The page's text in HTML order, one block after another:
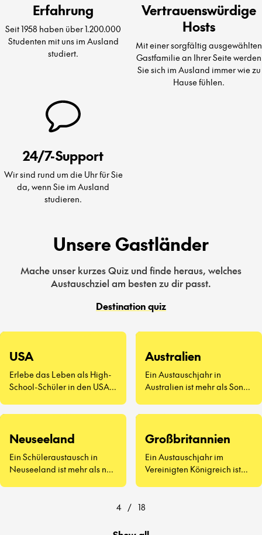
Erfahrung
Seit 1958 haben über 1.200.000
Studenten mit uns im Ausland
studiert.
Vertrauenswürdige
Hosts
Mit einer sorgfältig ausgewählten
Gastfamilie an Ihrer Seite werden
Sie sich im Ausland immer wie zu
Hause fühlen.
24/7-Support
Wir sind rund um die Uhr für Sie
da, wenn Sie im Ausland
studieren.
Unsere Gastländer
Mache unser kurzes Quiz und finde heraus, welches
Austauschziel am besten zu dir passt.
Destination quiz
USA
Erlebe das Leben als High-
School-Schüler in den USA –
Australien
Ein Austauschjahr in
Australien ist mehr als Sonne
zu probieren (ja, wirklich)
Schulalltag auf der anderen
Seite der Welt anfühlt.
Neuseeland
Ein Schüleraustausch in
Neuseeland ist mehr als nur
Großbritannien
Ein Austauschjahr im
Vereinigten Königreich ist
4 / 18